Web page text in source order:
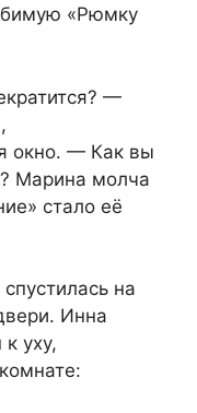
«Рюмку
—
окно. — Как вы
Марина молча
стало её
на
Инна
уху,